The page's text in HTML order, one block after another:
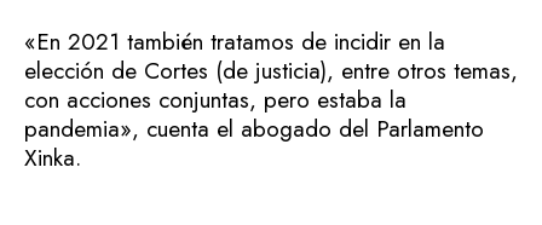
«En 2021 también tratamos de incidir en la
elección de Cortes (de justicia), entre otros temas,
con acciones conjuntas, pero estaba la
pandemia», cuenta el abogado del Parlamento
Xinka.